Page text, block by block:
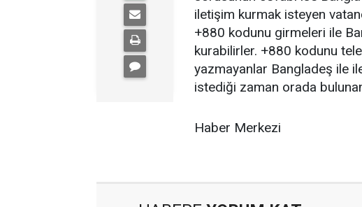
iletişim kurmak isteyen
+880 kodunu girmeleri ile
kurabilirler. +880 kodunu
yazmayanlar Bangladeş ile
istediği zaman orada
Haber Merkezi